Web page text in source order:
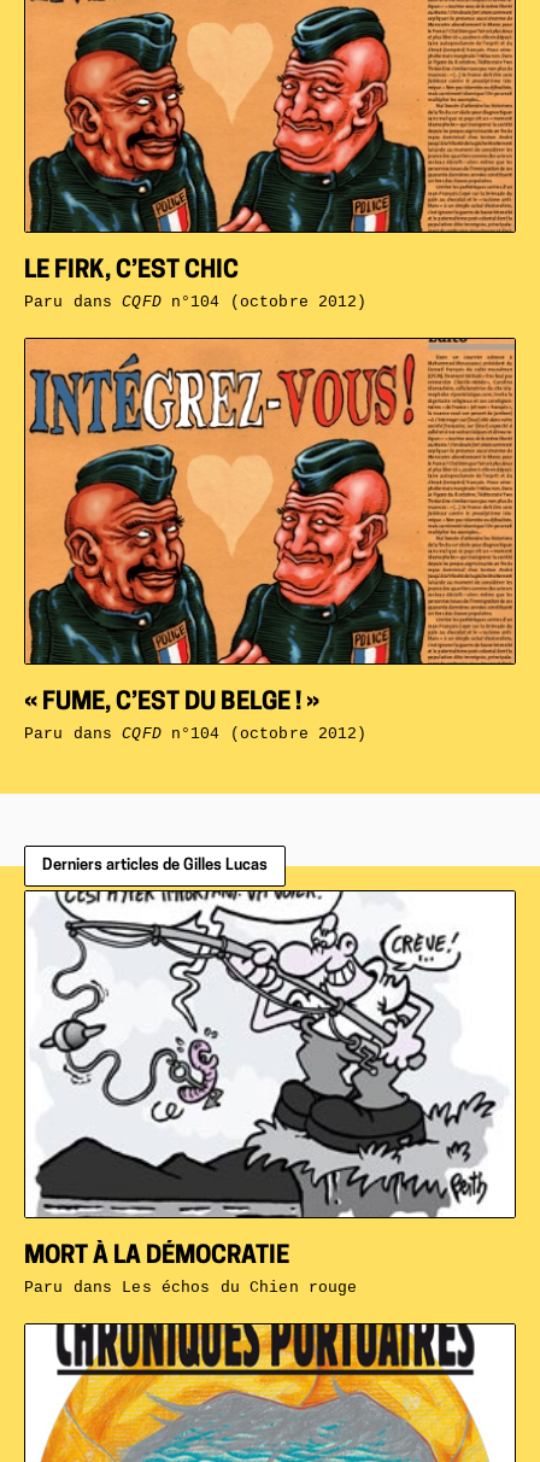
« FUME, C’EST DU BELGE ! »
Paru dansCQFDn°104 (octobre 2012)
LE FIRK, C’EST CHIC
Paru dansCQFDn°104 (octobre 2012)
Derniers articles de Gilles Lucas
MORT À LA DÉMOCRATIE
Paru dans Les échos du Chien rouge